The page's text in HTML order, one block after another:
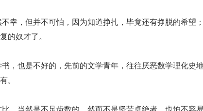
不幸，但并不可怕，因为知道挣扎，毕竟还有挣脱的希望
的奴才了。
书，也是不好的，先前的文学青年，往往厌恶数学理化史
。
比，当然是不足齿数的，然而不是坚苦卓绝者，也怕不容